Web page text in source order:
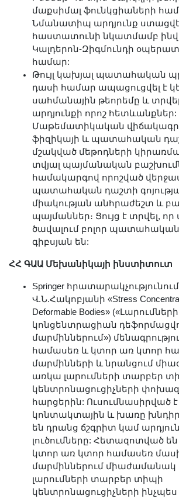
մաքսիմալ ֆունկցիաների
Նմանատիպ արդյունք
հաստատունի նկատմամբ
Կալդերոն-Զիգմունդի
համար:
Թույլ կախյալ պատահական
դասի համար ապացուցվել է
սահմանային թեորեմը և
արդյունքի որոշ հետևանքներ:
Մաթեմատիկական
ֆիզիկայի և պատահական
մշակված մեթոդների
տվյալ պայմանական
համակարգով որոշված
պատահական դաշտի
միակության անհրաժեշտ և
պայմաններ։ Ցույց է տրվել,
ծավալում բոլոր
գիբսյան են:
ՀՀ ԳԱԱ Մեխանիկայի ինստիտուտ
Springer
Վ.Ն.Հակոբյանի «Stress
Deformable Bodies» («Լարումների
կոնցենտրացիան
մարմիններում»)
համասեռ և կտոր առ կտոր
մարմինների և նրանցում
առկա լարումների տարբեր
կենտրոնացուցիչների
հարցերին: Ուսումնասիրված է
կոնտակտային և խառը
են դրանց ճշգրիտ կամ
լուծումները: Հետազոտված
կտոր առ կտոր համասեռ
մարմիններում
լարումների տարբեր տիպի
կենտրոնացուցիչների